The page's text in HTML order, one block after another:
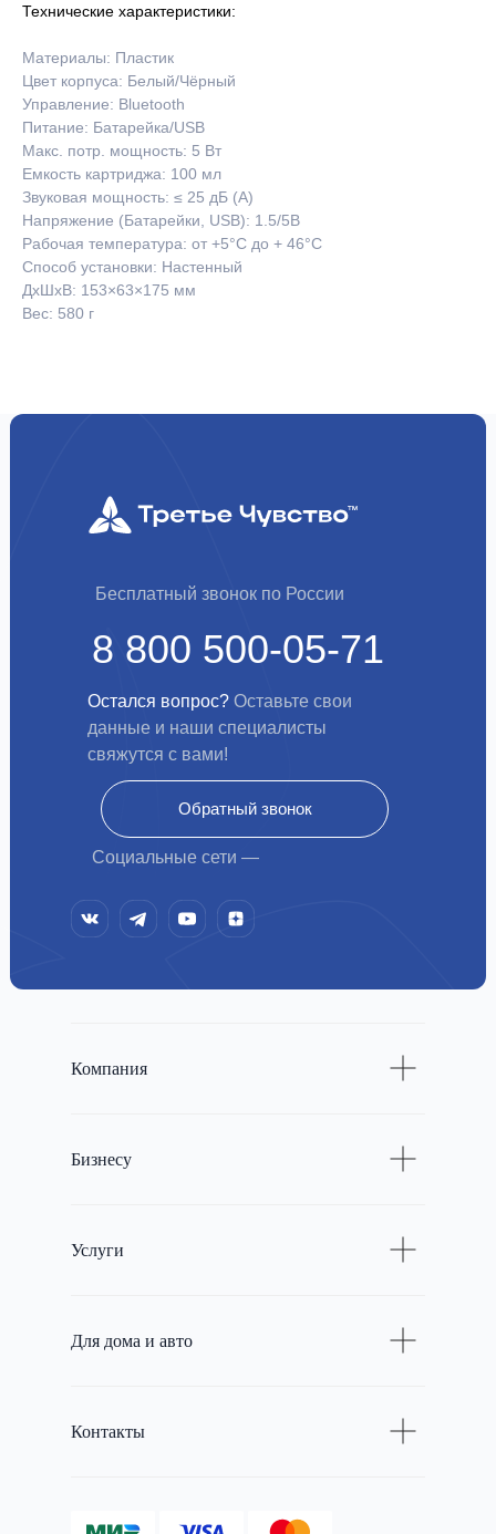
Технические характеристики:
Материалы: Пластик
Цвет корпуса: Белый/Чёрный
Управление: Bluetooth
Питание: Батарейка/USB
Макс. потр. мощность: 5 Вт
Емкость картриджа: 100 мл
Звуковая мощность: ≤ 25 дБ (А)
Напряжение (Батарейки, USB): 1.5/5В
Рабочая температура: от +5°С до + 46°С
Способ установки: Настенный
ДxШxВ: 153×63×175 мм
Вес: 580 г
8 800 500-05-71
Бесплатный звонок по России
Социальные сети —
Остался вопрос? Оставьте свои
данные и наши специалисты
свяжутся с вами!
Обратный звонок
Компания
Бизнесу
Услуги
Для дома и авто
Контакты